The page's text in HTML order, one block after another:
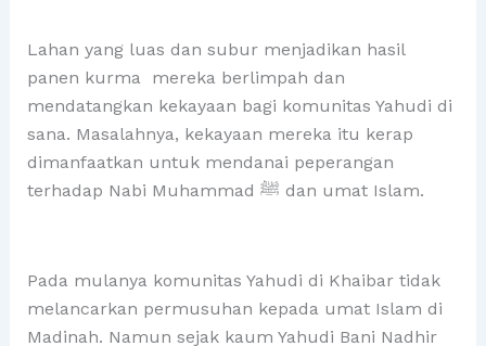
Lahan yang luas dan subur menjadikan hasil
panen kurma mereka berlimpah dan
mendatangkan kekayaan bagi komunitas Yahudi di
sana. Masalahnya, kekayaan mereka itu kerap
dimanfaatkan untuk mendanai peperangan
terhadap Nabi Muhammad ﷺ dan umat Islam.
Pada mulanya komunitas Yahudi di Khaibar tidak
melancarkan permusuhan kepada umat Islam di
Madinah. Namun sejak kaum Yahudi Bani Nadhir